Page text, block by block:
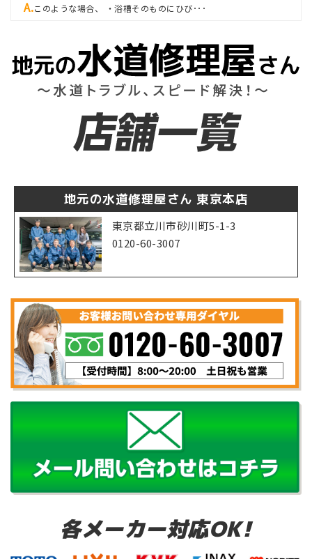
このような場合、 ・浴槽そのものにひび･･･
地元の水道修理屋さん 東京本店
東京都立川市砂川町5-1-3
0120-60-3007
各メーカー対応OK!